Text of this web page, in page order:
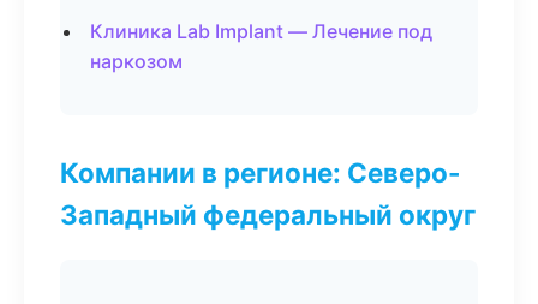
Клиника Lab Implant — Лечение под
наркозом
Компании в регионе: Северо-
Западный федеральный округ